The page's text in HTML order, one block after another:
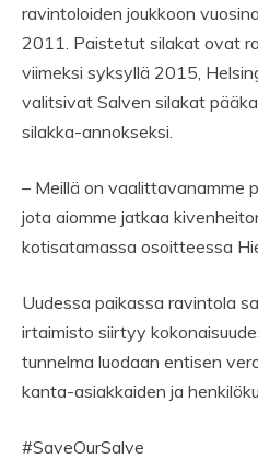
ravintoloiden joukkoon
2011. Paistetut silakat ovat
viimeksi syksyllä 2015,
valitsivat Salven silakat
silakka-annokseksi.
– Meillä on vaalittavanamme
jota aiomme jatkaa
kotisatamassa osoitteessa
Uudessa paikassa ravintola
irtaimisto siirtyy
tunnelma luodaan entisen
kanta-asiakkaiden ja
#SaveOurSalve